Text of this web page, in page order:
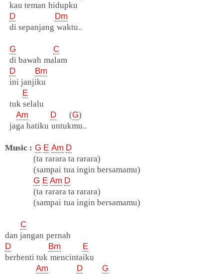
kau teman hidupku
D
Dm
di sepanjang waktu..
G
C
di bawah malam
D
Bm
ini janjiku
E
tuk selalu
Am
D (G)
jaga hatiku untukmu..
Music : G E Am D
(ta rarara ta rarara)
(sampai tua ingin bersamamu)
G E Am D
(ta rarara ta rarara)
(sampai tua ingin bersamamu)
C
dan jangan pernah
D
Bm
E
berhenti tuk mencintaiku
Am
D
G